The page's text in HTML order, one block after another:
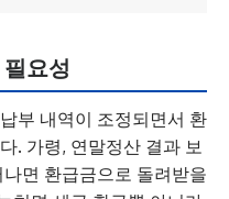
요성
부 내역이 조정되면서 환
. 가령, 연말정산 결과 보
면 환급금으로 돌려받을